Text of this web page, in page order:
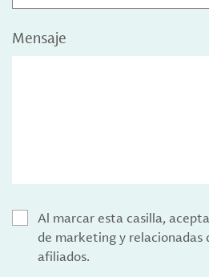
Mensaje
Al marcar esta casilla,
de marketing y relacionadas
afiliados.